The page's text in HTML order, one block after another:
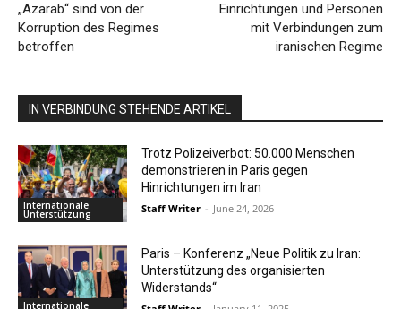
„Azarab“ sind von der
Korruption des Regimes
betroffen
Einrichtungen und Personen
mit Verbindungen zum
iranischen Regime
IN VERBINDUNG STEHENDE ARTIKEL
Internationale
Unterstützung
Trotz Polizeiverbot: 50.000 Menschen
demonstrieren in Paris gegen
Hinrichtungen im Iran
Staff Writer - June 24, 2026
Internationale
Paris – Konferenz „Neue Politik zu Iran:
Unterstützung des organisierten
Widerstands“